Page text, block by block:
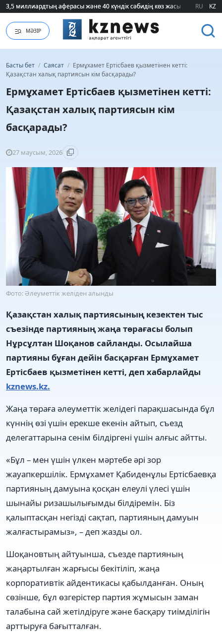
3,5 миллиардтың аферасы және 40 күндік сәбидің көз жасы:
3,5 миллиардтың аферасы және 40 күндік сәбидің көз жасы: RU KZ
МӘЗІР
Басты бет / Саясат / Ермұхамет Ертісбаев қызметінен кетті:
Қазақстан халық партиясын кім басқарады?
Ермұхамет Ертісбаев қызметінен кетті:
Қазақстан халық партиясын кім
басқарады?
27 маусым, 2026
Фото: Әлеуметтік желіден алынды
Қазақстан халық партиясының кезектен тыс
съезінде партияның жаңа төрағасы болып
Нұрсұлтан Шоқанов сайланды. Осылайша
партияны бұған дейін басқарған Ермұхамет
Ертісбаев қызметінен кетті, деп хабарлайды
kznews.kz.
Жаңа төраға әлеуметтік желідегі парақшасында бұл
күннің өзі үшін ерекше екенін айтып, съезд
делегаттарына сенім білдіргені үшін алғыс айтты.
«Бұл – мен үшін үлкен мәртебе әрі зор
жауапкершілік. Ермұхамет Қабиденұлы Ертісбаевқа
партияның дамуына қосқан елеулі үлесі үшін
шынайы ризашылығымды білдіремін. Біз
қалыптасқан негізді сақтап, партияның дамуын
жалғастырамыз», – деп жазды ол.
Шоқановтың айтуынша, съезде партияның
жаңартылған жарғысы бекітіліп, жаңа
корпоративтік айдентикасы қабылданған. Оның
сөзінше, бұл өзгерістер партия жұмысын заман
талабына сай жетілдіруге және басқару тиімділігін
арттыруға бағытталған.